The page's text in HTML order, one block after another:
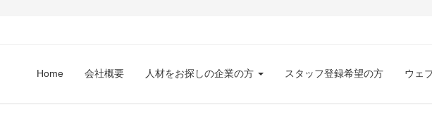
Home 会社概要 人材をお探しの企業の方 スタッフ登録希望の方 ウェ